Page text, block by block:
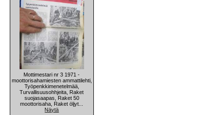
Mottimestari nr 3 1971 -
moottorisahamiesten ammattilehti,
Työpenkkimenetelmää,
Turvallisuusohhjeita, Raket
suojasaapas, Raket 50
moottorisaha, Raket öljyt...
Näytä